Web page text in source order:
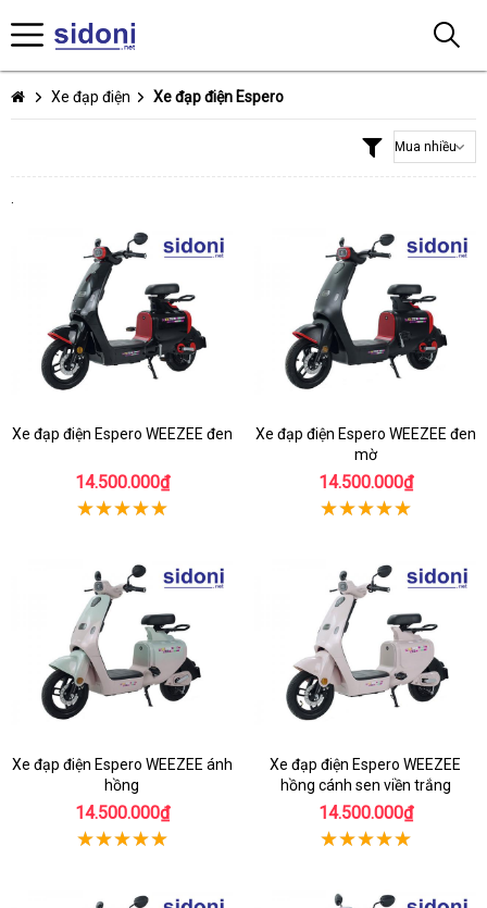
Xe đạp điện Xe đạp điện Espero
Xe đạp điện Espero WEEZEE đen
14.500.000₫
Xe đạp điện Espero WEEZEE đen
mờ
14.500.000₫
Xe đạp điện Espero WEEZEE ánh
hồng
14.500.000₫
Xe đạp điện Espero WEEZEE
hồng cánh sen viền trắng
14.500.000₫